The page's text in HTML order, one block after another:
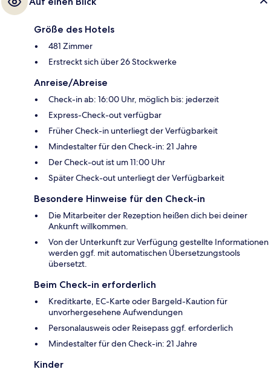
Größe des Hotels
481 Zimmer
Erstreckt sich über 26 Stockwerke
Anreise/Abreise
Check-in ab: 16:00 Uhr, möglich bis: jederzeit
Express-Check-out verfügbar
Früher Check-in unterliegt der Verfügbarkeit
Mindestalter für den Check-in: 21 Jahre
Der Check-out ist um 11:00 Uhr
Später Check-out unterliegt der Verfügbarkeit
Besondere Hinweise für den Check-in
Die Mitarbeiter der Rezeption heißen dich bei deiner
Ankunft willkommen.
Von der Unterkunft zur Verfügung gestellte Informationen
werden ggf. mit automatischen Übersetzungstools
übersetzt.
Beim Check-in erforderlich
Kreditkarte, EC-Karte oder Bargeld-Kaution für
unvorhergesehene Aufwendungen
Personalausweis oder Reisepass ggf. erforderlich
Mindestalter für den Check-in: 21 Jahre
Kinder